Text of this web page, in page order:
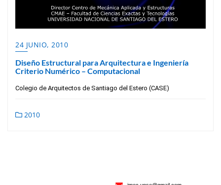
24 JUNIO, 2010
Diseño Estructural para Arquitectura e Ingeniería
Criterio Numérico – Computacional
Colegio de Arquitectos de Santiago del Estero (CASE)
2010